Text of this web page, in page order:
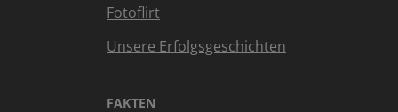
Fotoflirt
Unsere Erfolgsgeschichten
FAKTEN